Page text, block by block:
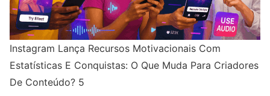
Instagram Lança Recursos Motivacionais Com
Estatísticas E Conquistas: O Que Muda Para Criadores
De Conteúdo? 5